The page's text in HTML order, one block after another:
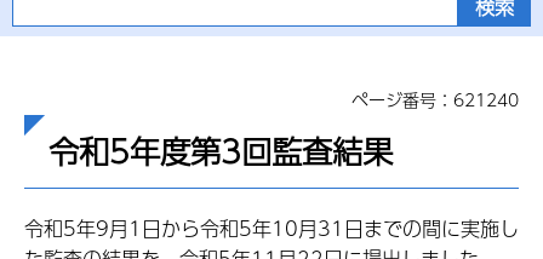
ページ番号：621240
令和5年度第3回監査結果
令和5年9月1日から令和5年10月31日までの間に実施し